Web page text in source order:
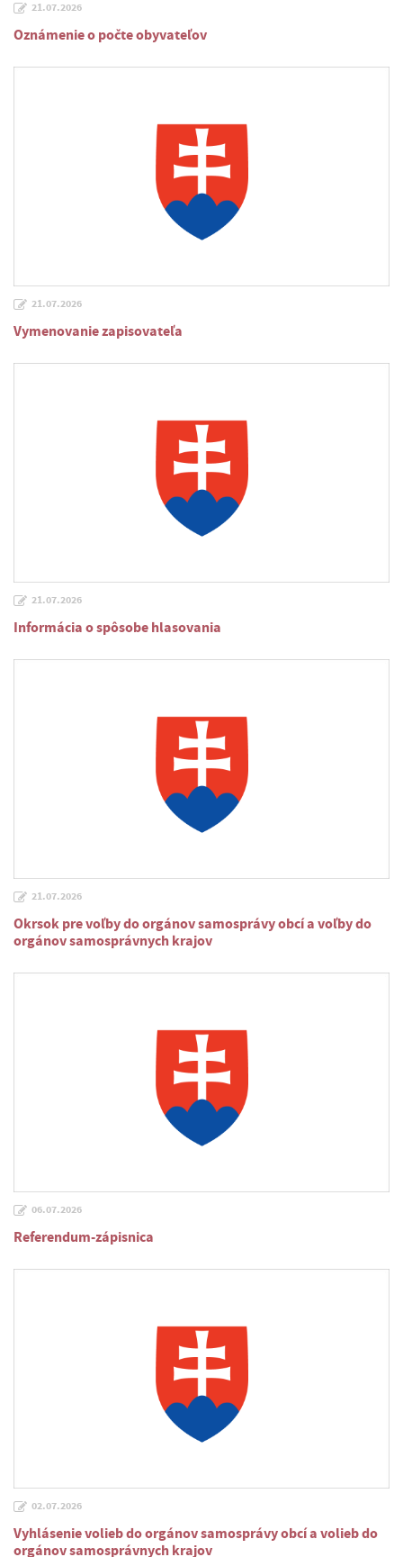
21.07.2026
Oznámenie o počte obyvateľov
21.07.2026
Vymenovanie zapisovateľa
21.07.2026
Informácia o spôsobe hlasovania
21.07.2026
Okrsok pre voľby do orgánov samosprávy obcí a voľby do
orgánov samosprávnych krajov
06.07.2026
Referendum-zápisnica
02.07.2026
Vyhlásenie volieb do orgánov samosprávy obcí a volieb do
orgánov samosprávnych krajov